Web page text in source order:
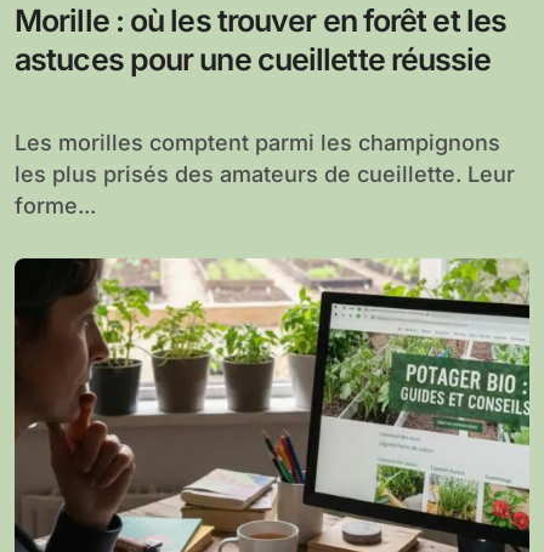
Morille : où les trouver en forêt et les
astuces pour une cueillette réussie
Les morilles comptent parmi les champignons
les plus prisés des amateurs de cueillette. Leur
forme...